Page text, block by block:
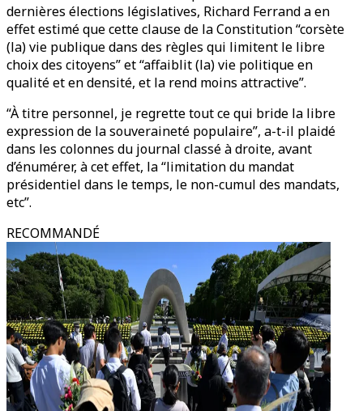
dernières élections législatives, Richard Ferrand a en
effet estimé que cette clause de la Constitution “corsète
(la) vie publique dans des règles qui limitent le libre
choix des citoyens” et “affaiblit (la) vie politique en
qualité et en densité, et la rend moins attractive”.
“À titre personnel, je regrette tout ce qui bride la libre
expression de la souveraineté populaire”, a-t-il plaidé
dans les colonnes du journal classé à droite, avant
d’énumérer, à cet effet, la “limitation du mandat
présidentiel dans le temps, le non-cumul des mandats,
etc”.
RECOMMANDÉ